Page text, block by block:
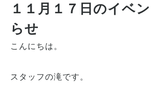
１１月１７日のイベ
らせ
こんにちは。
スタッフの滝です。